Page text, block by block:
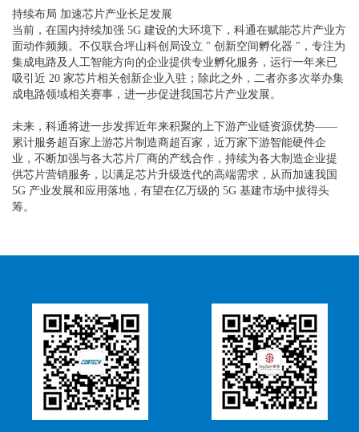
持续布局 加速芯片产业长足发展
当前，在国内持续加强 5G 建设的大环境下，科通在赋能芯片产业方
面动作频频。不仅联合坪山科创局设立 " 创新空间孵化器 "，专注为
集成电路及人工智能方向的企业提供专业孵化服务，运行一年来已
吸引近 20 家芯片相关创新企业入驻；除此之外，二者亦多次举办集
成电路领域相关赛事，进一步促进我国芯片产业发展。
未来，科通将进一步发挥近年来积聚的上下游产业链资源优势——
累计服务超百家上游芯片制造商超百家，近万家下游智能硬件企
业，不断加强与各大芯片厂商的产线合作，持续为各大制造企业提
供芯片营销服务，以满足芯片升级迭代的高端需求，从而加速我国
5G 产业发展和应用落地，有望在亿万级的 5G 基建市场中拔得头
筹。